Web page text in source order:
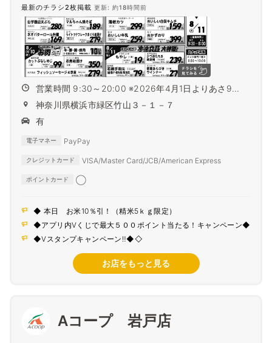
最新のチラシ2枚掲載 更新: 約18時間前
営業時間 9:30～20:00 ※2026年4月1日よりあさ9...
神奈川県横浜市緑区竹山３－１－７
有
電子マネー PayPay
クレジットカード VISA/Master Card/JCB/American Express
ポイントカード ◯
◆ 本日 お米10％引！（精米5ｋｇ限定）
◆アプリ内Vくじで最大５００ポイント当たる！キャンペーン◆
◆Vスタンプキャンペーン‼◆◇
お店をもっと見る
Aコープ 岩戸店